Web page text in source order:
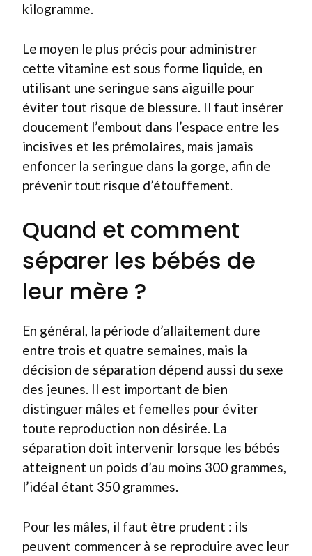
kilogramme.
Le moyen le plus précis pour administrer
cette vitamine est sous forme liquide, en
utilisant une seringue sans aiguille pour
éviter tout risque de blessure. Il faut insérer
doucement l’embout dans l’espace entre les
incisives et les prémolaires, mais jamais
enfoncer la seringue dans la gorge, afin de
prévenir tout risque d’étouffement.
Quand et comment
séparer les bébés de
leur mère ?
En général, la période d’allaitement dure
entre trois et quatre semaines, mais la
décision de séparation dépend aussi du sexe
des jeunes. Il est important de bien
distinguer mâles et femelles pour éviter
toute reproduction non désirée. La
séparation doit intervenir lorsque les bébés
atteignent un poids d’au moins 300 grammes,
l’idéal étant 350 grammes.
Pour les mâles, il faut être prudent : ils
peuvent commencer à se reproduire avec leur